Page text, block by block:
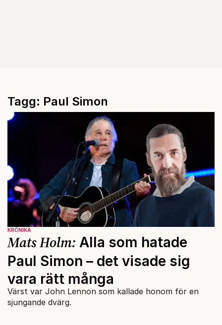
Tagg: Paul Simon
KRÖNIKA
Mats Holm: Alla som hatade
Paul Simon – det visade sig
vara rätt många
Värst var John Lennon som kallade honom för en
sjungande dvärg.